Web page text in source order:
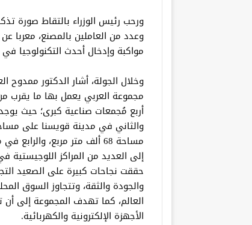
ورحب رئيس الوزراء بالتقاط صورة
وعدد من العاملين بالمصنع، معربا
مواكبة وإدخال أحدث التكنولوجيا
وخلال الجولة، أشار الدكتور ممدوح
إلى العديد من المراكز
حققت نجاحات كبيرة على الصعيد
العالم، كما تهدف المجموعة إلى
الأجهزة الإلكترونية والكهربائية.